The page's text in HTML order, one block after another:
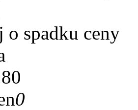
o spadku ceny
0